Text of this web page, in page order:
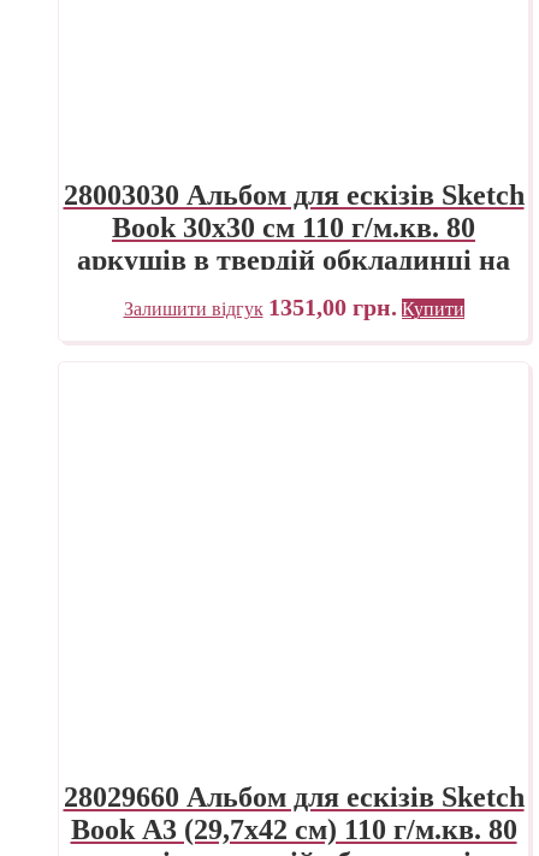
28003030 Альбом для ескізів Sketch
Book 30х30 см 110 г/м.кв. 80
аркушів в твердій обкладинці на
спіралі Fabriano Італія
Залишити відгук 1351,00 грн. Купити
28029660 Альбом для ескізів Sketch
Book А3 (29,7х42 см) 110 г/м.кв. 80